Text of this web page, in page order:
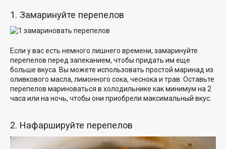
1. Замаринуйте перепелов
Если у вас есть немного лишнего времени, замаринуйте
перепелов перед запеканием, чтобы придать им еще
больше вкуса. Вы можете использовать простой маринад из
оливкового масла, лимонного сока, чеснока и трав. Оставьте
перепелов мариноваться в холодильнике как минимум на 2
часа или на ночь, чтобы они приобрели максимальный вкус.
2. Нафаршируйте перепелов